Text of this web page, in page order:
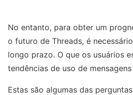
No entanto, para obter um
o futuro de Threads, é
longo prazo. O que os usuários
tendências de uso de
Estas são algumas das